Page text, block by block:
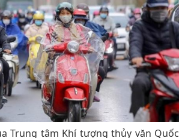
Trung tâm Khí tượng thủy văn Quốc